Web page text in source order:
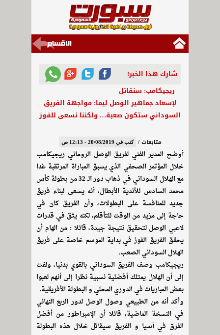
شارك هذا الخبر!
ريجيكامب: سنقاتل
لإسعاد جماهير الوصل ليما: مواجهة الفريق
السوداني ستكون صعبة… ولكننا نسعى للفوز
متابعات / كتب في 20/08/2019 - 12:13 ص
أوضح المدير الفني لفريق الوصل الروماني ريجيكامب
خلال المؤتمر الصحفي الذي يسبق المباراة المرتقبة غدا
مع الهلال السوداني في ذهاب دور الـ 32 من بطولة كأس
محمد السادس للأندية الأبطال، أنه يسعى لبناء فريق
جديد للمنافسة على البطولات، وأن الفريق كان في
حاجة إلى مزيد من الوقت للتأقلم، لكنه يثق في قدرات
لاعبي الوصل لتحقيق نتيجة جيدة، قائلا : من الهام أن
يحقق الفريق الفوز في بداية الموسم خاصة على فريق
الهلال السوداني الصعب.
ريجيكامب وصف الفريق السوداني بالقوي بدنيا، ولفت
إلى أن الهلال يمتلك أفضلية نسبية نظرا إلى أنهم لعبوا
بعض المباريات في الدوري المحلي و البطولة الأفريقية.
وأكد أنه من الطبيعي وصول الوصل لدور الربع النهائي
في النسخة الماضية، قائلا أن الإمبراطور من أفضل
الفرق في أسيا و الفريق سيقاتل خلال هذه البطولة